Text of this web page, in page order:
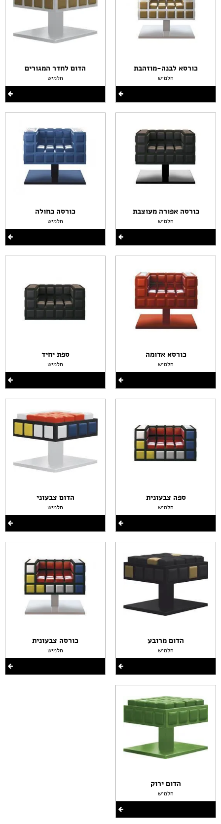
כורסא לבנה-מוזהבת
חלמיש
כורסה אפורה מעוצבת
חלמיש
כורסא אדומה
חלמיש
ספה צבעונית
חלמיש
הדום מרובע
חלמיש
הדום ירוק
חלמיש
הדום לחדר המגורים
חלמיש
כורסה כחולה
חלמיש
ספת יחיד
חלמיש
הדום צבעוני
חלמיש
כורסה צבעונית
חלמיש